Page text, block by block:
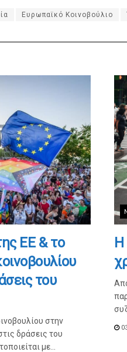
Ευρωπαϊκό Κοινοβούλιο
ΕΕ & το
του
στην
δράσεις του
με...
Η